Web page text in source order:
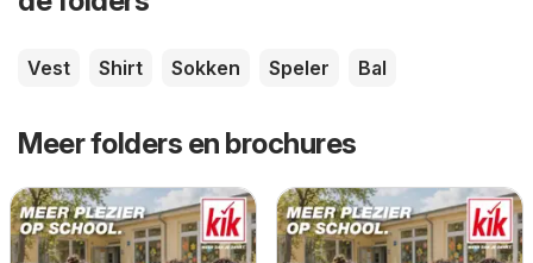
Vest Shirt Sokken Speler Bal
Meer folders en brochures